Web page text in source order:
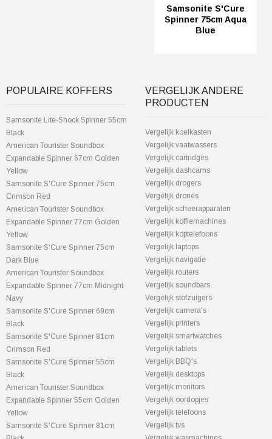
Samsonite S'Cure
Spinner 75cm Aqua
Blue
POPULAIRE KOFFERS
Samsonite Lite-Shock Spinner 55cm
Black
American Tourister Soundbox
Expandable Spinner 67cm Golden
Yellow
Samsonite S'Cure Spinner 75cm
Crimson Red
American Tourister Soundbox
Expandable Spinner 77cm Golden
Yellow
Samsonite S'Cure Spinner 75cm
Dark Blue
American Tourister Soundbox
Expandable Spinner 77cm Midnight
Navy
Samsonite S'Cure Spinner 69cm
Black
Samsonite S'Cure Spinner 81cm
Crimson Red
Samsonite S'Cure Spinner 55cm
Black
American Tourister Soundbox
Expandable Spinner 55cm Golden
Yellow
Samsonite S'Cure Spinner 81cm
VERGELIJK ANDERE
PRODUCTEN
Vergelijk koelkasten
Vergelijk vaatwassers
Vergelijk cartridges
Vergelijk dashcams
Vergelijk drogers
Vergelijk drones
Vergelijk scheerapparaten
Vergelijk koffiemachines
Vergelijk koptelefoons
Vergelijk laptops
Vergelijk navigatie
Vergelijk routers
Vergelijk soundbars
Vergelijk stofzuigers
Vergelijk camera's
Vergelijk printers
Vergelijk smartwatches
Vergelijk tablets
Vergelijk BBQ's
Vergelijk desktops
Vergelijk monitors
Vergelijk oordopjes
Vergelijk telefoons
Vergelijk tvs